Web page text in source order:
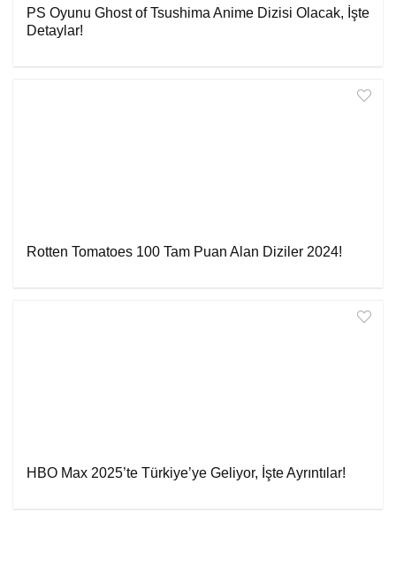
PS Oyunu Ghost of Tsushima Anime Dizisi Olacak, İşte
Detaylar!
Rotten Tomatoes 100 Tam Puan Alan Diziler 2024!
HBO Max 2025’te Türkiye’ye Geliyor, İşte Ayrıntılar!